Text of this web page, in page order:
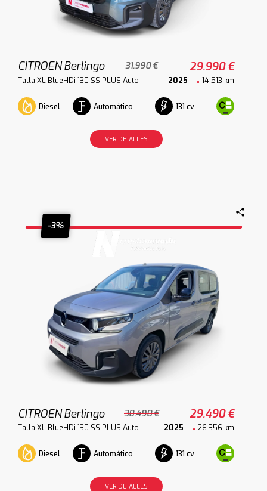
CITROEN Berlingo 31.990 € 29.990 €
Talla XL BlueHDi 130 SS PLUS Auto 2025 14.513 km
Diesel Automático 131 cv
VER DETALLES
-3%
CITROEN Berlingo 30.490 € 29.490 €
Talla XL BlueHDi 130 SS PLUS Auto 2025 26.356 km
Diesel Automático 131 cv
VER DETALLES